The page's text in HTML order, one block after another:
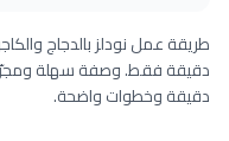
دقيقة وخطوات واضحة.